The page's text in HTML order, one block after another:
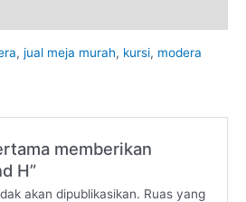
, jual meja murah, kursi, modera
memberikan
H”
akan dipublikasikan. Ruas yang